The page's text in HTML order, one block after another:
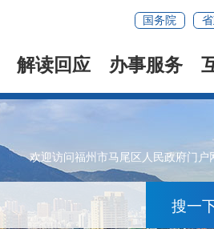
国务院
解读回应 办事服务
欢迎访问福州市马尾区人民政府门户
搜一